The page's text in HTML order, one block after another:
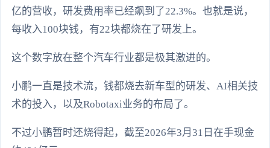
亿的营收，研发费用率已经飙到了22.3%。也就是说，
每收入100块钱，有22块都烧在了研发上。
这个数字放在整个汽车行业都是极其激进的。
小鹏一直是技术流，钱都烧去新车型的研发、AI相关技
术的投入，以及Robotaxi业务的布局了。
不过小鹏暂时还烧得起，截至2026年3月31日在手现金